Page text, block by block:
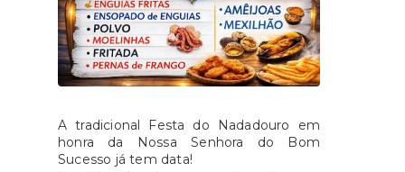
A tradicional Festa do Nadadouro em
honra da Nossa Senhora do Bom
Sucesso já tem data!